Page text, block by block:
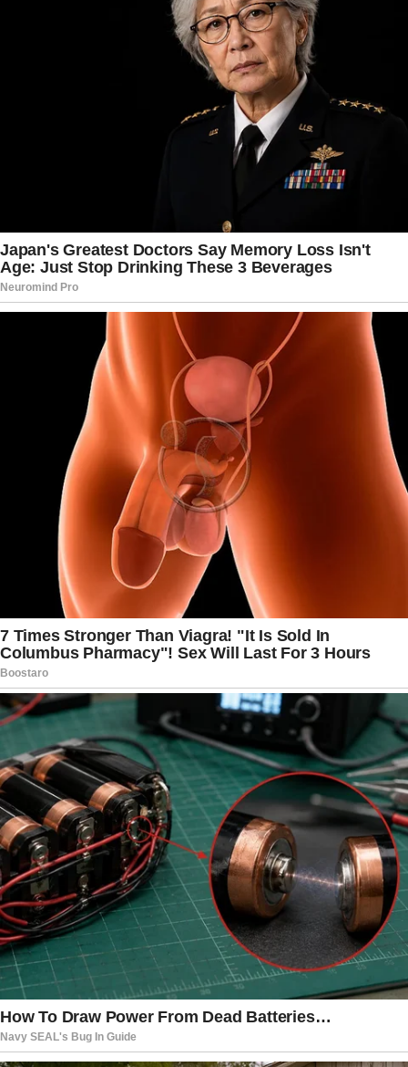
isolados eclodiram em várias cidades, com
apoiadores de Maduro clamando por resistência
contra o “invasor ianque”. O governo interino de
Rodríguez apelou à Organização das Nações
Unidas (ONU) para uma intervenção imediata,
solicitando uma reunião de emergência no
Conselho de Segurança. Analistas políticos
cadeia de eventos, incluindo sanções
econômicas adicionais ou até um conflito
armado mais amplo na América Latina.
Enquanto aguarda-se confirmação independente
da captura, como vídeos ou imagens oficiais, a
ausência de Maduro das mídias estatais
intensifica as especulações. Rodríguez reiterou
que qualquer dano ao presidente será
considerado um crime de guerra, prometendo
retaliações proporcionais. A operação ocorre em
um contexto de anos de sanções dos EUA
contra o regime chavista, agravadas por
acusações de violações de direitos humanos e
ligações com o narcotráfico.
Por fim, o episódio marca um retorno agressivo
da doutrina intervencionista na política externa
americana sob Trump, reminiscentes de ações
passadas como a invasão do Panamá em 1989.
Com o mundo observando, o desfecho dessa
crise pode redefinir as relações hemisféricas,
testando alianças globais e o equilíbrio de poder
na região. Atualizações são esperadas nas
próximas horas, à medida que mais informações
emergem dessa operação audaciosa e
controversa.